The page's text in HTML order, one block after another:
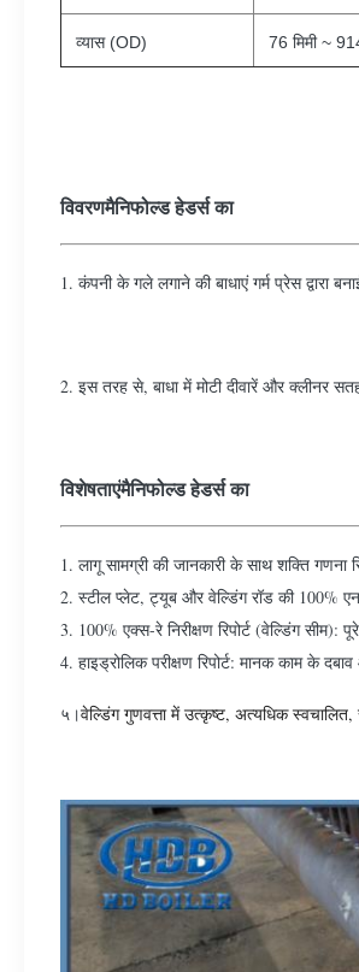
व्यास (OD) 76 मिमी ~
विवरणमैनिफोल्ड हेडर्स का
1. कंपनी के गले लगाने की बाधाएं गर्म प्रेस द्वारा
2. इस तरह से, बाधा में मोटी दीवारें और क्लीनर
विशेषताएंमैनिफोल्ड हेडर्स का
1. लागू सामग्री की जानकारी के साथ शक्ति गणना
2. स्टील प्लेट, ट्यूब और वेल्डिंग रॉड की 100%
3. 100% एक्स-रे निरीक्षण रिपोर्ट (वेल्डिंग सीम):
4. हाइड्रोलिक परीक्षण रिपोर्ट: मानक काम के
५।वेल्डिंग गुणवत्ता में उत्कृष्ट, अत्यधिक स्वचालित,